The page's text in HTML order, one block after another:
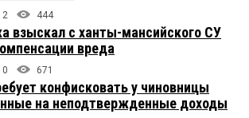
2 444
взыскал с ханты-мансийского СУ
вреда
0 671
конфисковать у чиновницы
на неподтвержденные доходы